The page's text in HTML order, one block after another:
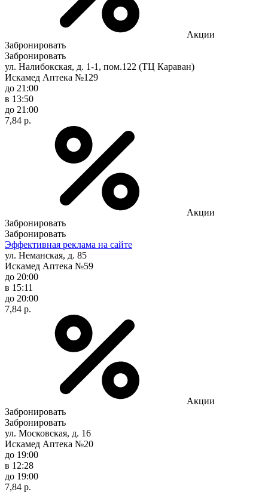
Акции
Забронировать
Забронировать
ул. Налибокская, д. 1-1, пом.122 (ТЦ Караван)
Искамед Аптека №129
до 21:00
в 13:50
до 21:00
7,84 р.
Акции
Забронировать
Забронировать
Эффективная реклама на сайте
ул. Неманская, д. 85
Искамед Аптека №59
до 20:00
в 15:11
до 20:00
7,84 р.
Акции
Забронировать
Забронировать
ул. Московская, д. 16
Искамед Аптека №20
до 19:00
в 12:28
до 19:00
7,84 р.